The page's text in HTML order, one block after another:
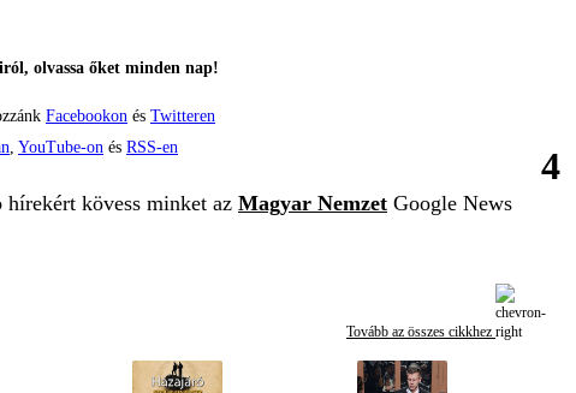
olvassa őket minden nap!
Facebookon és Twitteren
, YouTube-on és RSS-en
hírekért kövess minket az Magyar Nemzet Google News
Tovább az összes cikkhez
4